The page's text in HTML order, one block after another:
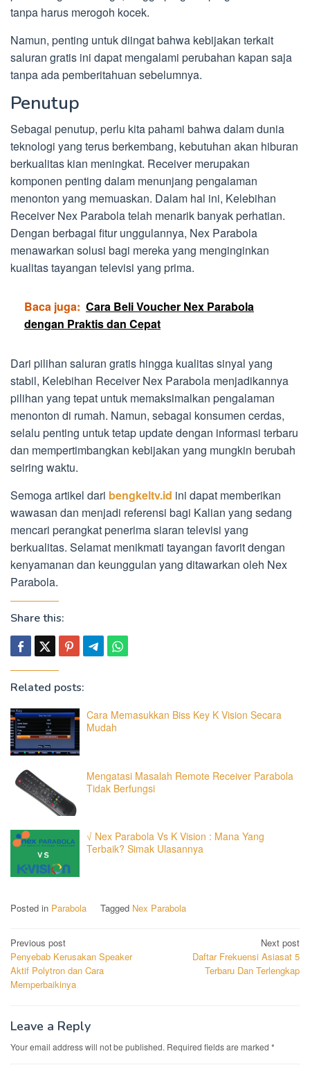
tanpa harus merogoh kocek.
Namun, penting untuk diingat bahwa kebijakan terkait
saluran gratis ini dapat mengalami perubahan kapan saja
tanpa ada pemberitahuan sebelumnya.
Penutup
Sebagai penutup, perlu kita pahami bahwa dalam dunia
teknologi yang terus berkembang, kebutuhan akan hiburan
berkualitas kian meningkat. Receiver merupakan
komponen penting dalam menunjang pengalaman
menonton yang memuaskan. Dalam hal ini, Kelebihan
Receiver Nex Parabola telah menarik banyak perhatian.
Dengan berbagai fitur unggulannya, Nex Parabola
menawarkan solusi bagi mereka yang menginginkan
kualitas tayangan televisi yang prima.
Baca juga: Cara Beli Voucher Nex Parabola
dengan Praktis dan Cepat
Dari pilihan saluran gratis hingga kualitas sinyal yang
stabil, Kelebihan Receiver Nex Parabola menjadikannya
pilihan yang tepat untuk memaksimalkan pengalaman
menonton di rumah. Namun, sebagai konsumen cerdas,
selalu penting untuk tetap update dengan informasi terbaru
dan mempertimbangkan kebijakan yang mungkin berubah
seiring waktu.
Semoga artikel dari bengkeltv.id ini dapat memberikan
wawasan dan menjadi referensi bagi Kalian yang sedang
mencari perangkat penerima siaran televisi yang
berkualitas. Selamat menikmati tayangan favorit dengan
kenyamanan dan keunggulan yang ditawarkan oleh Nex
Parabola.
Share this:
Related posts:
Cara Memasukkan Biss Key K Vision Secara
Mudah
Mengatasi Masalah Remote Receiver Parabola
Tidak Berfungsi
√ Nex Parabola Vs K Vision : Mana Yang
Terbaik? Simak Ulasannya
Posted in Parabola Tagged Nex Parabola
Post
navigation
Previous post
Penyebab Kerusakan Speaker
Aktif Polytron dan Cara
Memperbaikinya
Next post
Daftar Frekuensi Asiasat 5
Terbaru Dan Terlengkap
Leave a Reply
Your email address will not be published. Required fields are marked *